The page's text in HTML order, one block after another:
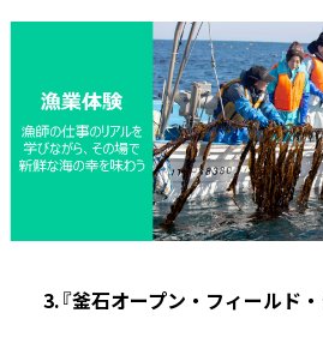
3.『釜石オープン・フィールド・